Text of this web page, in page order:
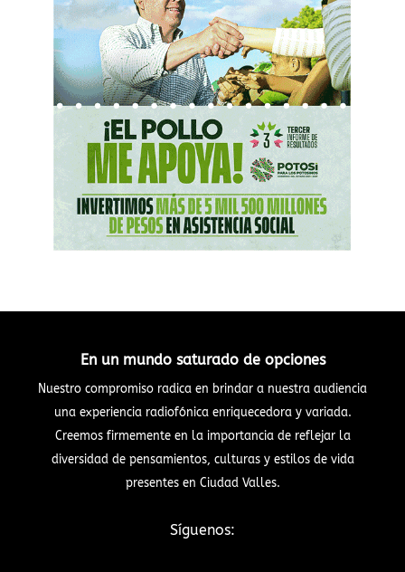
En un mundo saturado de opciones
Nuestro compromiso radica en brindar a nuestra audiencia
una experiencia radiofónica enriquecedora y variada.
Creemos firmemente en la importancia de reflejar la
diversidad de pensamientos, culturas y estilos de vida
presentes en Ciudad Valles.
Síguenos: